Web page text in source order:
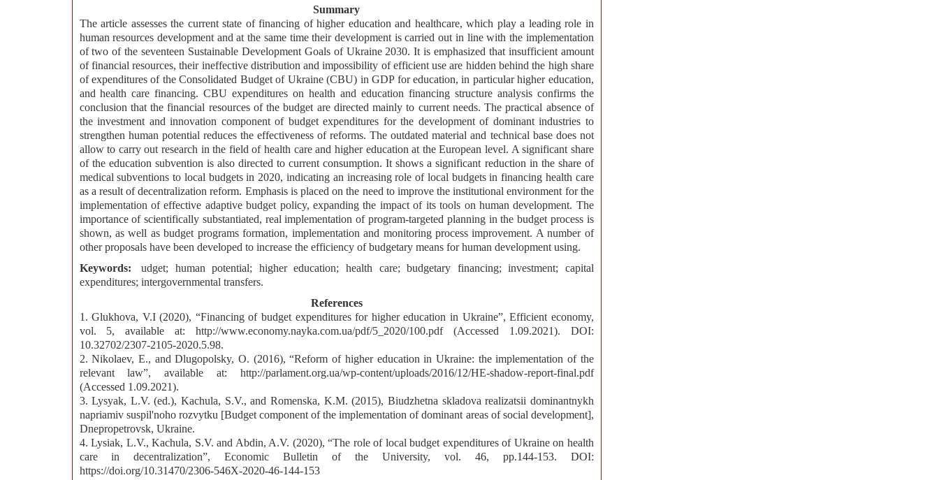
Summary
The article assesses the current state of financing of higher education and healthcare, which play a leading role in
human resources development and at the same time their development is carried out in line with the implementation
of two of the seventeen Sustainable Development Goals of Ukraine 2030. It is emphasized that insufficient amount
of financial resources, their ineffective distribution and impossibility of efficient use are hidden behind the high share
of expenditures of the Consolidated Budget of Ukraine (CBU) in GDP for education, in particular higher education,
and health care financing. CBU expenditures on health and education financing structure analysis confirms the
conclusion that the financial resources of the budget are directed mainly to current needs. The practical absence of
the investment and innovation component of budget expenditures for the development of dominant industries to
strengthen human potential reduces the effectiveness of reforms. The outdated material and technical base does not
allow to carry out research in the field of health care and higher education at the European level. A significant share
of the education subvention is also directed to current consumption. It shows a significant reduction in the share of
medical subventions to local budgets in 2020, indicating an increasing role of local budgets in financing health care
as a result of decentralization reform. Emphasis is placed on the need to improve the institutional environment for the
implementation of effective adaptive budget policy, expanding the impact of its tools on human development. The
importance of scientifically substantiated, real implementation of program-targeted planning in the budget process is
shown, as well as budget programs formation, implementation and monitoring process improvement. A number of
other proposals have been developed to increase the efficiency of budgetary means for human development using.
Keywords:
udget; human potential; higher education; health care; budgetary financing; investment; capital
expenditures; intergovernmental transfers.
References
1. Glukhova, V.I (2020), “Financing of budget expenditures for higher education in Ukraine”, Efficient economy,
vol. 5, available at: http://www.economy.nayka.com.ua/pdf/5_2020/100.pdf (Accessed 1.09.2021). DOI:
10.32702/2307-2105-2020.5.98.
2. Nikolaev, E., and Dlugopolsky, O. (2016), “Reform of higher education in Ukraine: the implementation of the
relevant law”, available at: http://parlament.org.ua/wp-content/uploads/2016/12/HE-shadow-report-final.pdf
(Accessed 1.09.2021).
3. Lysyak, L.V. (ed.), Kachula, S.V., and Romenska, K.M. (2015), Biudzhetna skladova realizatsii dominantnykh
napriamiv suspil'noho rozvytku [Budget component of the implementation of dominant areas of social development],
Dnepropetrovsk, Ukraine.
4. Lysiak, L.V., Kachula, S.V. and Abdin, A.V. (2020), “The role of local budget expenditures of Ukraine on health
care in decentralization”, Economic Bulletin of the University, vol. 46, pp.144-153. DOI:
https://doi.org/10.31470/2306-546X-2020-46-144-153